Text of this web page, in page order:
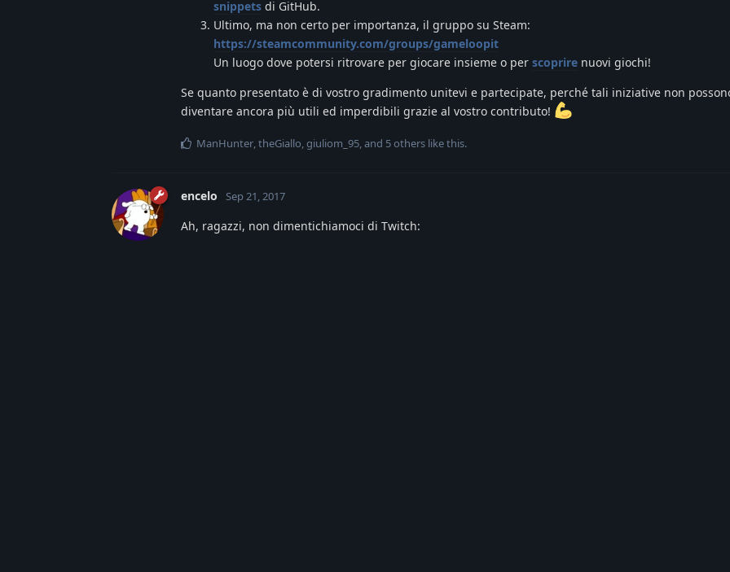
snippets di GitHub.
Ultimo, ma non certo per importanza, il gruppo su Steam:
https://steamcommunity.com/groups/gameloopit
Un luogo dove potersi ritrovare per giocare insieme o per scoprire nuovi giochi!
Se quanto presentato è di vostro gradimento unitevi e partecipate, perché tali iniziative non
diventare ancora più utili ed imperdibili grazie al vostro contributo!
ManHunter,theGiallo,giuliom_95, and 5others like this.
encelo Sep 21, 2017
Ah, ragazzi, non dimentichiamoci di Twitch: